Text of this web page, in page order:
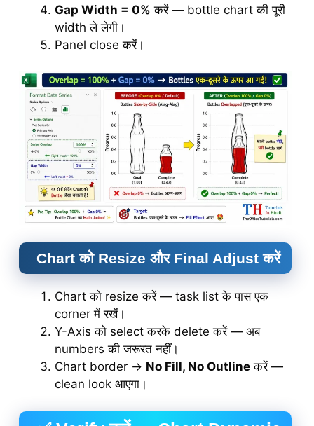
Gap Width = 0% करें — bottle chart की पूरी
width ले लेगी।
Panel close करें।
Chart को Resize और Final Adjust करें
Chart को resize करें — task list के पास एक
corner में रखें।
Y-Axis को select करके delete करें — अब
numbers की जरूरत नहीं।
Chart border → No Fill, No Outline करें —
clean look आएगा।